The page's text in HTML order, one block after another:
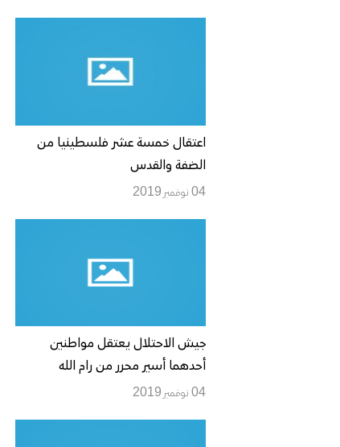
اعتقال خمسة عشر فلسطينيا من
الضفة والقدس
04 نوفمبر 2019
جيش الاحتلال يعتقل مواطنين
أحدهما أسير محرر من رام الله
04 نوفمبر 2019